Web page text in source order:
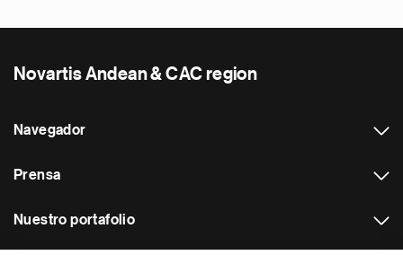
Novartis Andean & CAC region
Navegador
Prensa
Nuestro portafolio